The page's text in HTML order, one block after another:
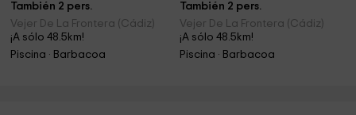
También 2 pers.
Vejer De La Frontera (Cádiz)
¡A sólo 48.5km!
Piscina · Barbacoa
También 2 pers.
Vejer De La Frontera (Cádiz)
¡A sólo 48.5km!
Piscina · Barbacoa